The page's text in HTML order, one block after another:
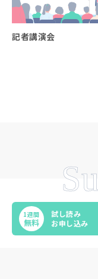
記者講演会
1週間
無料
試し読み
お申し込み